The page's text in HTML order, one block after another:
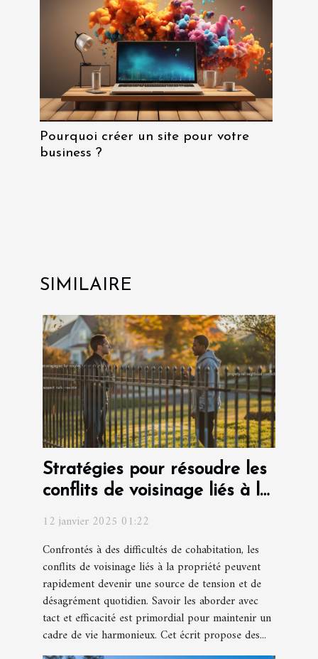
Pourquoi créer un site pour votre
business ?
SIMILAIRE
Stratégies pour résoudre les
conflits de voisinage liés à la
propriété
12 janvier 2025 01:22
Confrontés à des difficultés de cohabitation, les
conflits de voisinage liés à la propriété peuvent
rapidement devenir une source de tension et de
désagrément quotidien. Savoir les aborder avec
tact et efficacité est primordial pour maintenir un
cadre de vie harmonieux. Cet écrit propose des...